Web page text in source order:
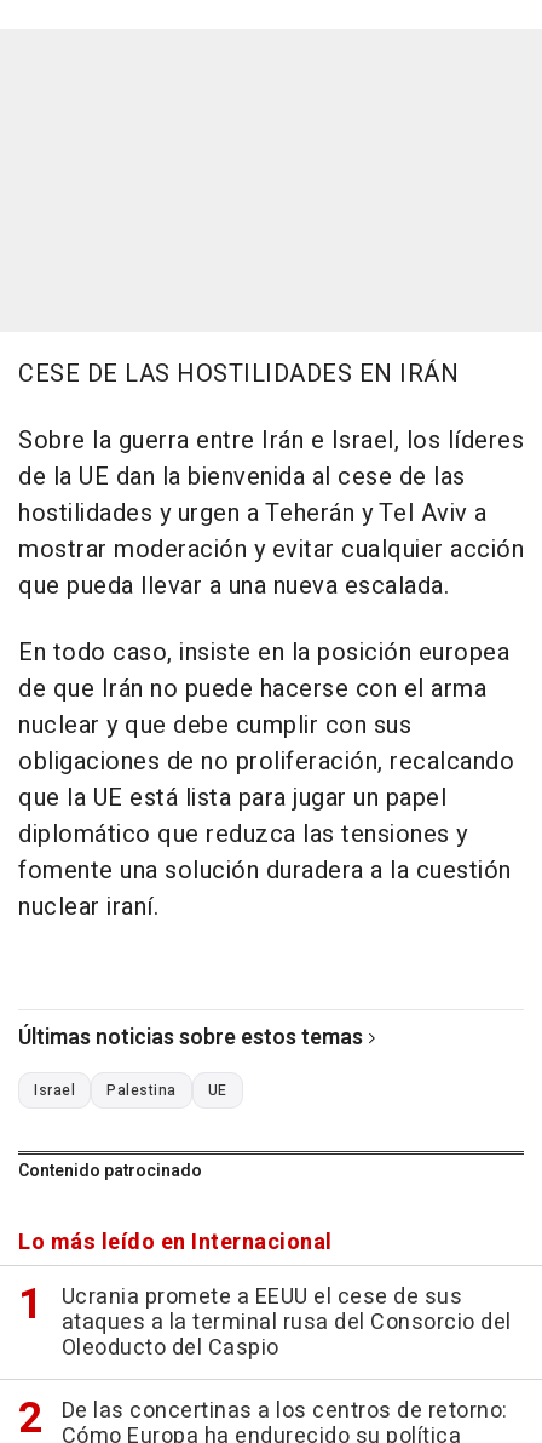
CESE DE LAS HOSTILIDADES EN IRÁN
Sobre la guerra entre Irán e Israel, los líderes
de la UE dan la bienvenida al cese de las
hostilidades y urgen a Teherán y Tel Aviv a
mostrar moderación y evitar cualquier acción
que pueda llevar a una nueva escalada.
En todo caso, insiste en la posición europea
de que Irán no puede hacerse con el arma
nuclear y que debe cumplir con sus
obligaciones de no proliferación, recalcando
que la UE está lista para jugar un papel
diplomático que reduzca las tensiones y
fomente una solución duradera a la cuestión
nuclear iraní.
Últimas noticias sobre estos temas
Israel Palestina UE
Contenido patrocinado
Lo más leído en Internacional
Ucrania promete a EEUU el cese de sus
ataques a la terminal rusa del Consorcio del
Oleoducto del Caspio
De las concertinas a los centros de retorno: